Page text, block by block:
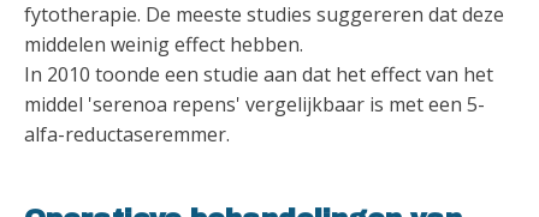
fytotherapie. De meeste studies suggereren dat deze
middelen weinig effect hebben.
In 2010 toonde een studie aan dat het effect van het
middel 'serenoa repens' vergelijkbaar is met een 5-
alfa-reductaseremmer.